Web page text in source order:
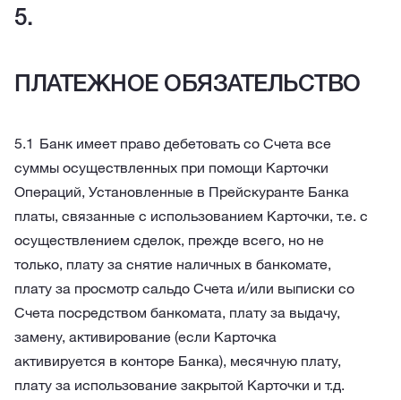
ПЛАТЕЖНОЕ ОБЯЗАТЕЛЬСТВО
Банк имеет право дебетовать со Счета все
суммы осуществленных при помощи Карточки
Операций, Установленные в Прейскуранте Банка
платы, связанные с использованием Карточки, т.е. с
осуществлением сделок, прежде всего, но не
только, плату за снятие наличных в банкомате,
плату за просмотр сальдо Счета и/или выписки со
Счета посредством банкомата, плату за выдачу,
замену, активирование (если Карточка
активируется в конторе Банка), месячную плату,
плату за использование закрытой Карточки и т.д.